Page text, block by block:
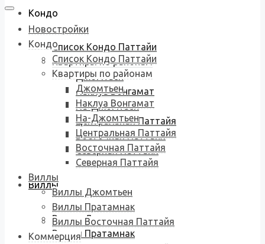
Кондо
Список Кондо Паттайи
Квартиры по районам
Джомтьен
Наклуа Вонгамат
На-Джомтьен
Центральная Паттайя
Восточная Паттайя
Северная Паттайя
Виллы
Виллы Джомтьен
Виллы Пратамнак
Новостройки
Кондо
Список Кондо Паттайи
Квартиры по районам
Джомтьен
Наклуа Вонгамат
На-Джомтьен
Центральная Паттайя
Восточная Паттайя
Северная Паттайя
Виллы
Виллы Джомтьен
Виллы Пратамнак
Виллы Восточная Паттайя
Коммерция